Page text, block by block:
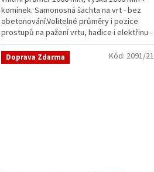
5
hvězdiček.
komínek. Samonosná šachta na vrt - bez
obetonování.Volitelné průměry i pozice
prostupů na pažení vrtu, hadice i elektřinu -
požadované...
Doprava Zdarma Kód: 2091/21